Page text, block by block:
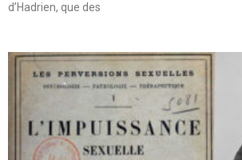
d’Hadrien, que des